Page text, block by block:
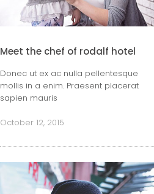
Meet the chef of rodalf hotel
Donec ut ex ac nulla pellentesque
mollis in a enim. Praesent placerat
sapien mauris
October 12, 2015